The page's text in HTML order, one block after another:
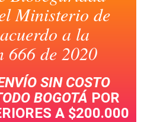
ARCHIVADOR DE
FUELLE 30 BOLSILLOS
NORMA T. OFICIO
Ministerio de
a la
666 de 2020
SIN COSTO
BOGOTÁ POR
A $200.000